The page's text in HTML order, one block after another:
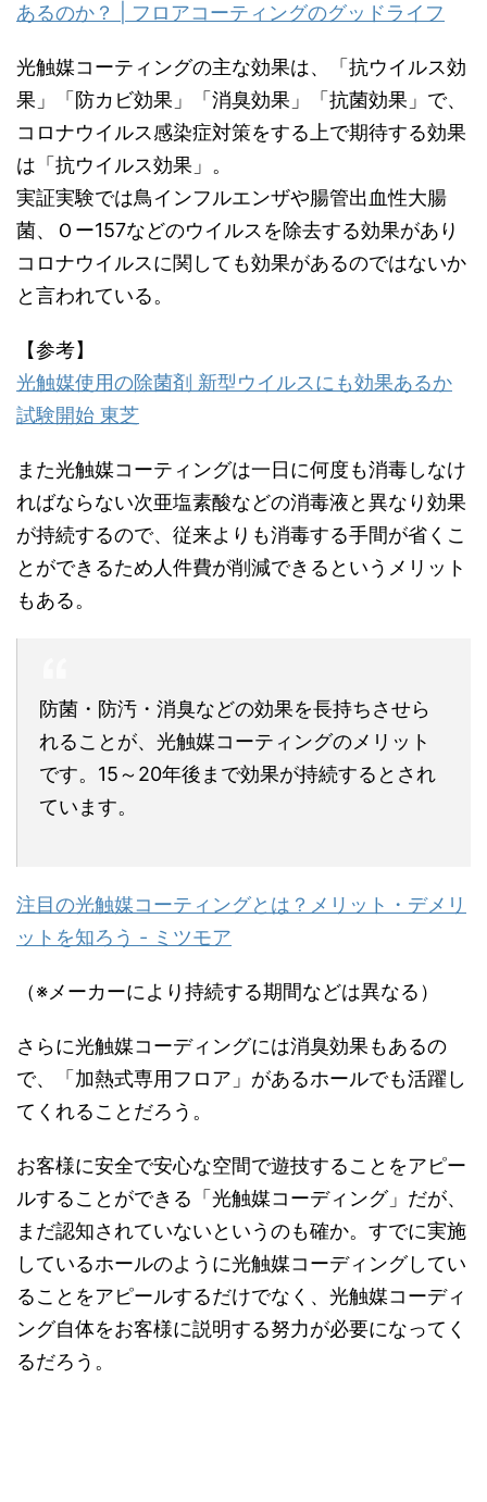
あるのか？ | フロアコーティングのグッドライフ
光触媒コーティングの主な効果は、「抗ウイルス効
果」「防カビ効果」「消臭効果」「抗菌効果」で、
コロナウイルス感染症対策をする上で期待する効果
は「抗ウイルス効果」。
実証実験では鳥インフルエンザや腸管出血性大腸
菌、Ｏー157などのウイルスを除去する効果があり
コロナウイルスに関しても効果があるのではないか
と言われている。
【参考】
光触媒使用の除菌剤 新型ウイルスにも効果あるか
試験開始 東芝
また光触媒コーティングは一日に何度も消毒しなけ
ればならない次亜塩素酸などの消毒液と異なり効果
が持続するので、従来よりも消毒する手間が省くこ
とができるため人件費が削減できるというメリット
もある。
防菌・防汚・消臭などの効果を長持ちさせら
れることが、光触媒コーティングのメリット
です。15～20年後まで効果が持続するとされ
ています。
注目の光触媒コーティングとは？メリット・デメリ
ットを知ろう - ミツモア
（※メーカーにより持続する期間などは異なる）
さらに光触媒コーディングには消臭効果もあるの
で、「加熱式専用フロア」があるホールでも活躍し
てくれることだろう。
お客様に安全で安心な空間で遊技することをアピー
ルすることができる「光触媒コーディング」だが、
まだ認知されていないというのも確か。すでに実施
しているホールのように光触媒コーディングしてい
ることをアピールするだけでなく、光触媒コーディ
ング自体をお客様に説明する努力が必要になってく
るだろう。